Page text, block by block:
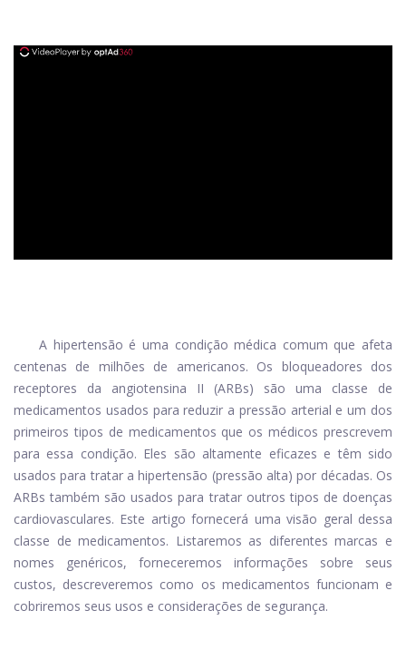
A hipertensão é uma condição médica comum que afeta
centenas de milhões de americanos. Os bloqueadores dos
receptores da angiotensina II (ARBs) são uma classe de
medicamentos usados ​​para reduzir a pressão arterial e um dos
primeiros tipos de medicamentos que os médicos prescrevem
para essa condição. Eles são altamente eficazes e têm sido
usados ​​para tratar a hipertensão (pressão alta) por décadas. Os
ARBs também são usados ​​para tratar outros tipos de doenças
cardiovasculares. Este artigo fornecerá uma visão geral dessa
classe de medicamentos. Listaremos as diferentes marcas e
nomes genéricos, forneceremos informações sobre seus
custos, descreveremos como os medicamentos funcionam e
cobriremos seus usos e considerações de segurança.